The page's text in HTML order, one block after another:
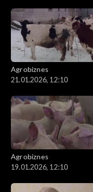
Agrobiznes
21.01.2026, 12:10
Agrobiznes
19.01.2026, 12:10